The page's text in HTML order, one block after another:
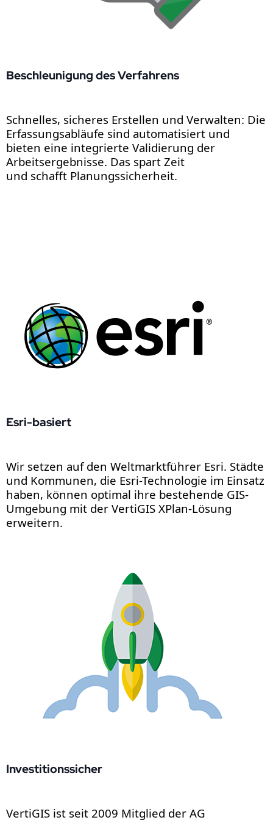
Beschleunigung des Verfahrens
Schnelles, sicheres Erstellen und Verwalten: Die
Erfassungsabläufe sind automatisiert und
bieten eine integrierte Validierung der
Arbeitsergebnisse. Das spart Zeit
und schafft Planungssicherheit.
Esri-basiert
Wir setzen auf den Weltmarktführer Esri. Städte
und Kommunen, die Esri-Technologie im Einsatz
haben, können optimal ihre bestehende GIS-
Umgebung mit der VertiGIS XPlan-Lösung
erweitern.
Investitionssicher
VertiGIS ist seit 2009 Mitglied der AG